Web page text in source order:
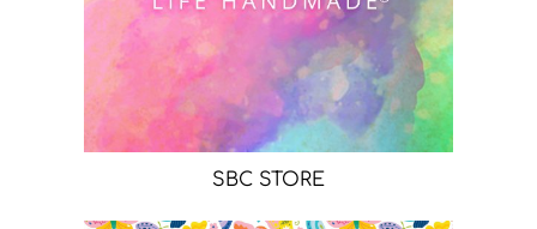
SBC STORE